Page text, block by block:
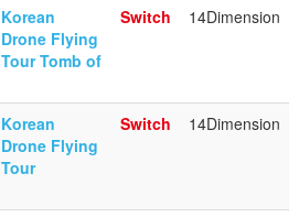
Korean
Drone Flying
Tour Tomb of
Switch 14Dimension
Korean
Drone Flying
Tour
Switch 14Dimension